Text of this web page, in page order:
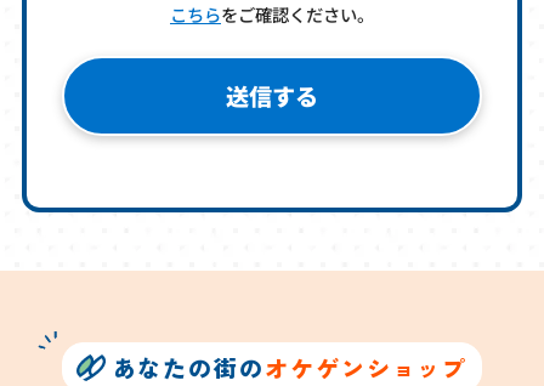
こちらをご確認ください。
あなたの街のオケゲンショップ